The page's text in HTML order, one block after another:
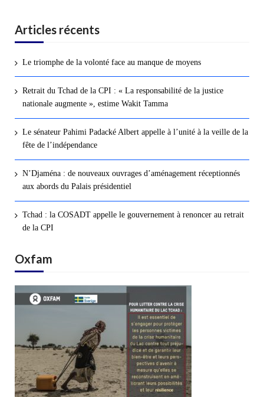
Articles récents
Le triomphe de la volonté face au manque de moyens
Retrait du Tchad de la CPI : « La responsabilité de la justice
nationale augmente », estime Wakit Tamma
Le sénateur Pahimi Padacké Albert appelle à l’unité à la veille de la
fête de l’indépendance
N’Djaména : de nouveaux ouvrages d’aménagement réceptionnés
aux abords du Palais présidentiel
Tchad : la COSADT appelle le gouvernement à renoncer au retrait
de la CPI
Oxfam